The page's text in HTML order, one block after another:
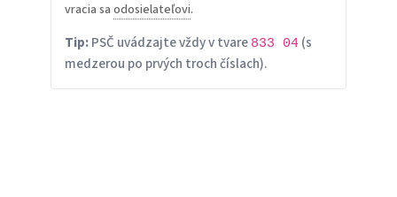
vracia sa odosielateľovi.
Tip:PSČ uvádzajte vždy v tvare 833 04(s
medzerou po prvých troch číslach).